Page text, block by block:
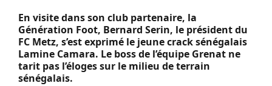
En visite dans son club partenaire, la
Génération Foot, Bernard Serin, le président du
FC Metz, s’est exprimé le jeune crack sénégalais
Lamine Camara. Le boss de l’équipe Grenat ne
tarit pas l’élogessur le milieu de terrain
sénégalais.